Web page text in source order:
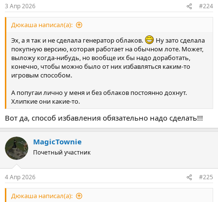
3 Апр 2026 #224
Дюкаша написал(а):
Эх, а я так и не сделала генератор облаков.
Ну зато сделала
покупную версию, которая работает на обычном лоте. Может,
выложу когда-нибудь, но вообще их бы надо доработать,
конечно, чтобы можно было от них избавляться каким-то
игровым способом.
А попугаи лично у меня и без облаков постоянно дохнут.
Хлипкие они какие-то.
Вот да, способ избавления обязательно надо сделать!!!
MagicTownie
Почетный участник
4 Апр 2026 #225
Дюкаша написал(а):